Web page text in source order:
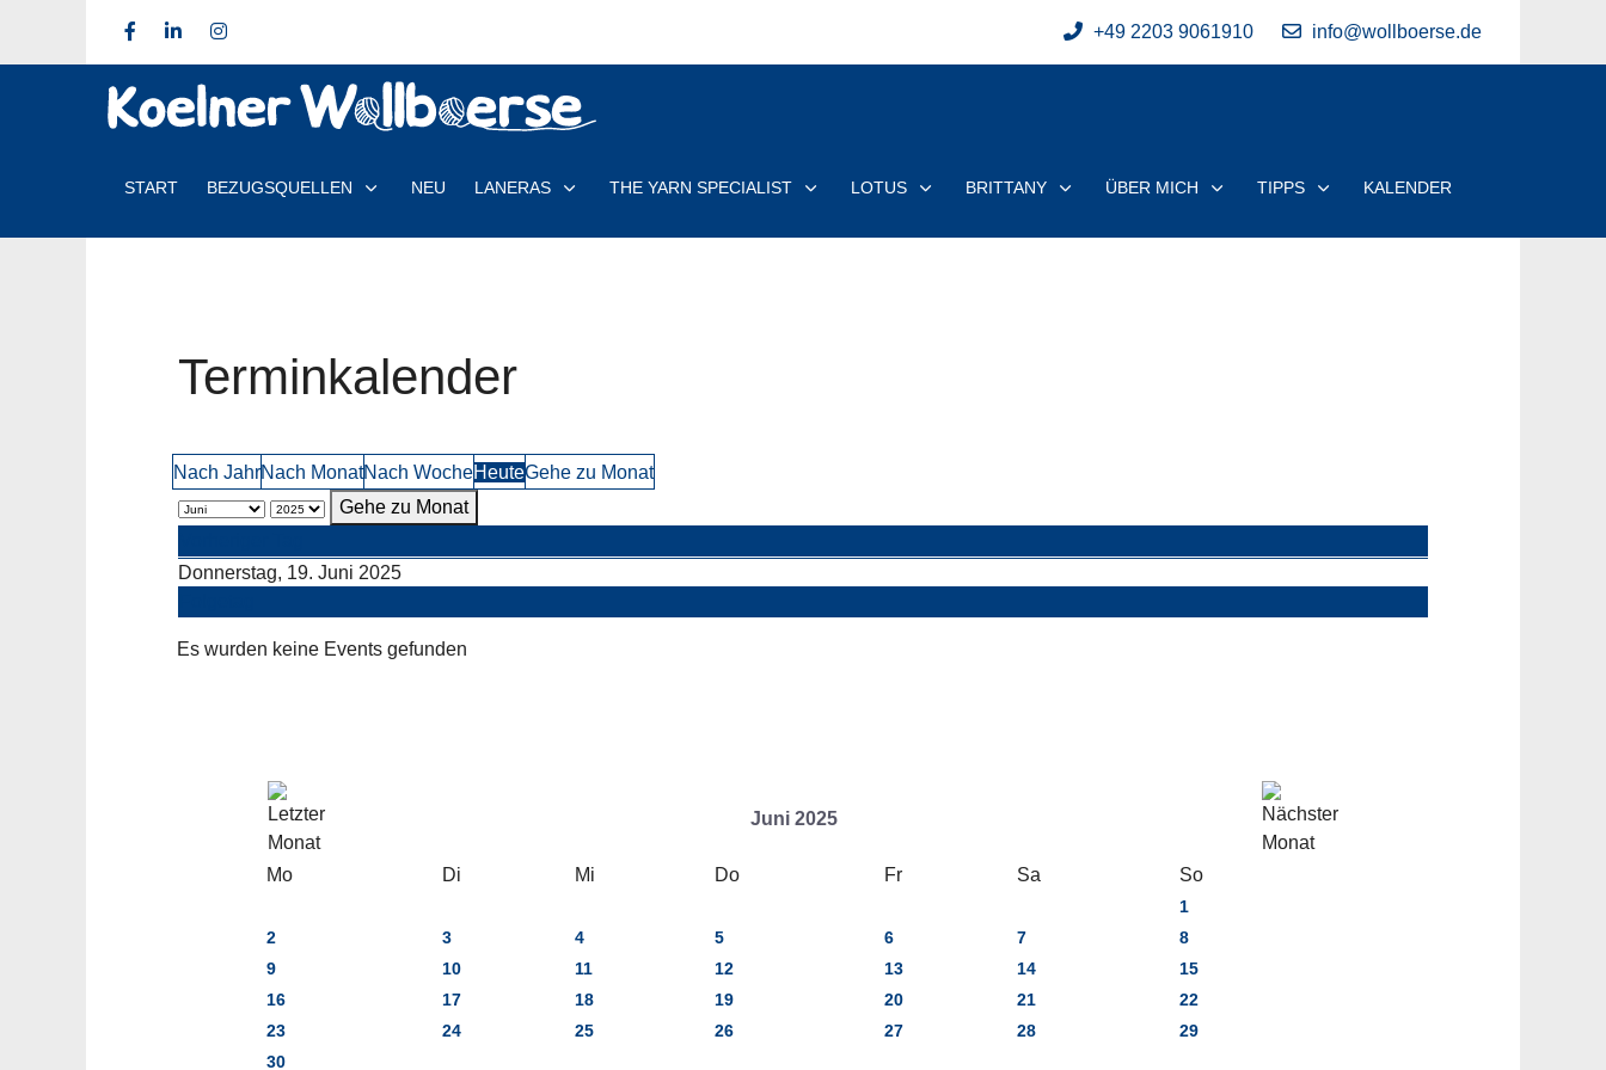
+49 2203 9061910 info@wollboerse.de
START BEZUGSQUELLEN NEU LANERAS THE YARN SPECIALIST LOTUS BRITTANY ÜBER MICH TIPPS KALENDER
Terminkalender
Nach JahrNach MonatNach WocheHeuteGehe zu Monat
Gehe zu Monat
Donnerstag, 19. Juni 2025
Es wurden keine Events gefunden
Juni 2025
Mo Di Mi Do Fr Sa So
1
2
3 4 5 6 7
8
9
10 11 12 13 14
15
16
17 18 19 20 21
22
23
24 25 26 27 28
29
30